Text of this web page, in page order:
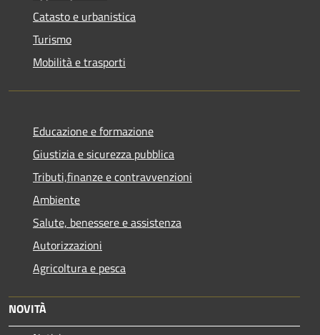
Catasto e urbanistica
Turismo
Mobilità e trasporti
Educazione e formazione
Giustizia e sicurezza pubblica
Tributi,finanze e contravvenzioni
Ambiente
Salute, benessere e assistenza
Autorizzazioni
Agricoltura e pesca
NOVITÀ